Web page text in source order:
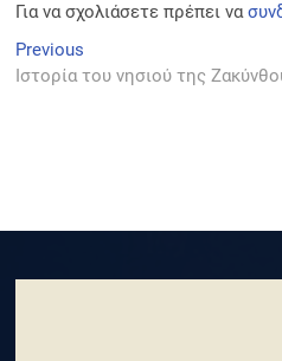
Για να σχολιάσετε πρέπει να
Πλοήγηση
άρθρων
Previous
post:
Ιστορία του νησιού της